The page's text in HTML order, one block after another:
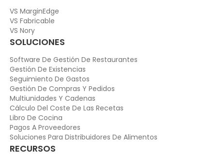
VS MarginEdge
VS Fabricable
VS Nory
SOLUCIONES
Software De Gestión De Restaurantes
Gestión De Existencias
Seguimiento De Gastos
Gestión De Compras Y Pedidos
Multiunidades Y Cadenas
Cálculo Del Coste De Las Recetas
Libro De Cocina
Pagos A Proveedores
Soluciones Para Distribuidores De Alimentos
RECURSOS